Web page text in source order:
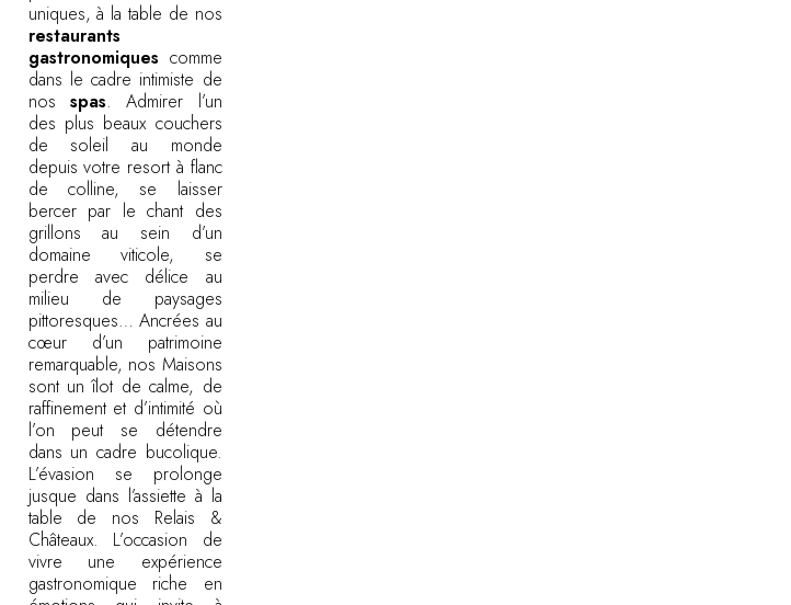
uniques, à la table de nos
restaurants
gastronomiques comme
dans le cadre intimiste de
nos spas. Admirer l’un
des plus beaux couchers
de soleil au monde
depuis votre resort à flanc
de colline, se laisser
bercer par le chant des
grillons au sein d’un
domaine viticole, se
perdre avec délice au
milieu de paysages
pittoresques… Ancrées au
cœur d’un patrimoine
remarquable, nos Maisons
sont un îlot de calme, de
raffinement et d’intimité où
l’on peut se détendre
dans un cadre bucolique.
L’évasion se prolonge
jusque dans l’assiette à la
table de nos Relais &
Châteaux. L’occasion de
vivre une expérience
gastronomique riche en